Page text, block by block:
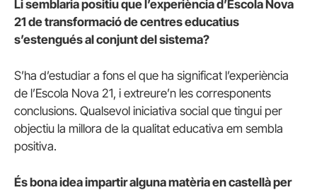
Li semblaria positiu que l’experiència d’Escola Nova
21 de transformació de centres educatius
s’estengués al conjunt del sistema?
S’ha d’estudiar a fons el que ha significat l’experiència
de l’Escola Nova 21, i extreure’n les corresponents
conclusions. Qualsevol iniciativa social que tingui per
objectiu la millora de la qualitat educativa em sembla
positiva.
És bona idea impartir alguna matèria en castellà per